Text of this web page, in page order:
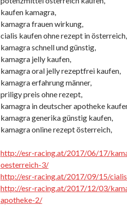
kaufen kamagra,
kamagra frauen wirkung,
cialis kaufen ohne rezept in österreich,
kamagra schnell und günstig,
kamagra jelly kaufen,
kamagra oral jelly rezeptfrei kaufen,
kamagra erfahrung männer,
priligy preis ohne rezept,
kamagra in deutscher apotheke
kamagra generika günstig kaufen,
kamagra online rezept österreich,
http://esr-racing.at/2017/06/17/
oesterreich-3/
http://esr-racing.at/2017/09/15/
http://esr-racing.at/2017/12/03/
apotheke-2/